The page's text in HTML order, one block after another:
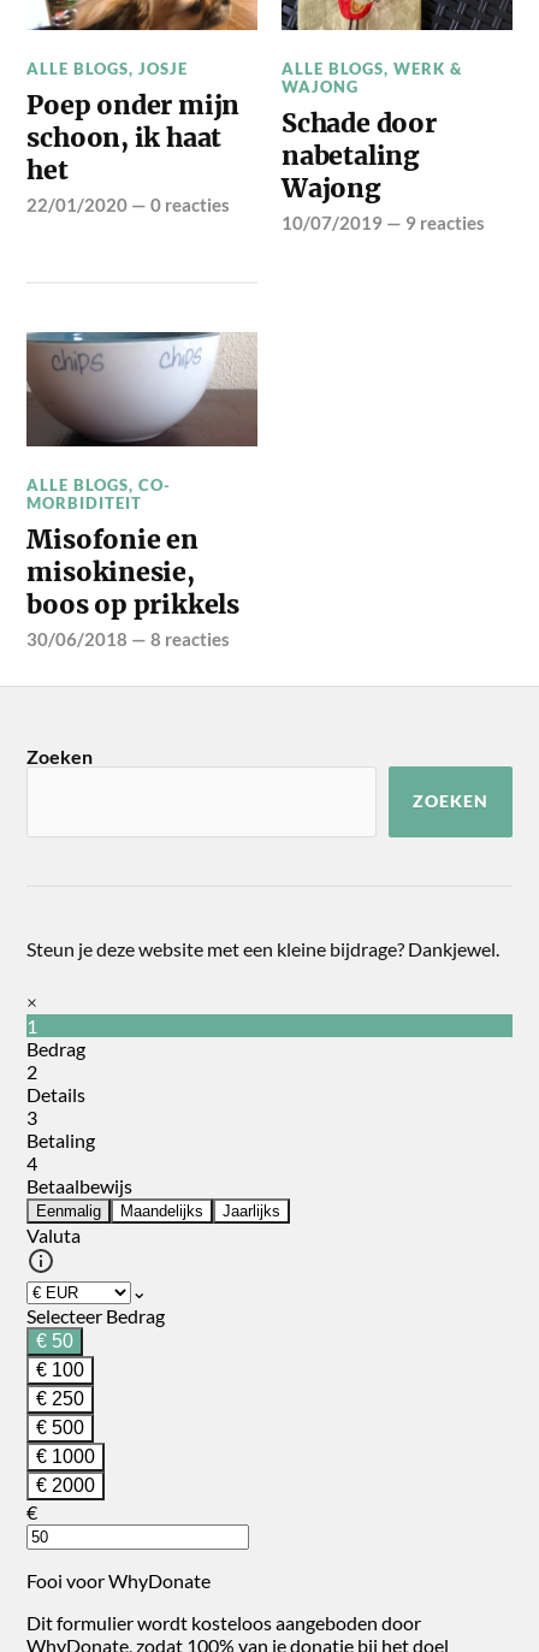
ALLE BLOGS,JOSJE
Poep onder mijn
schoon, ik haat
het
22/01/2020 —0 reacties
ALLE BLOGS,WERK &
WAJONG
Schade door
nabetaling
Wajong
10/07/2019 — 9 reacties
ALLE BLOGS,CO-
MORBIDITEIT
Misofonie en
misokinesie,
boos op prikkels
30/06/2018 —8 reacties
Zoeken
ZOEKEN
Steun je deze website met een kleine bijdrage? Dankjewel.